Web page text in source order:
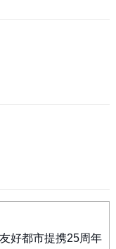
好都市提携25周年